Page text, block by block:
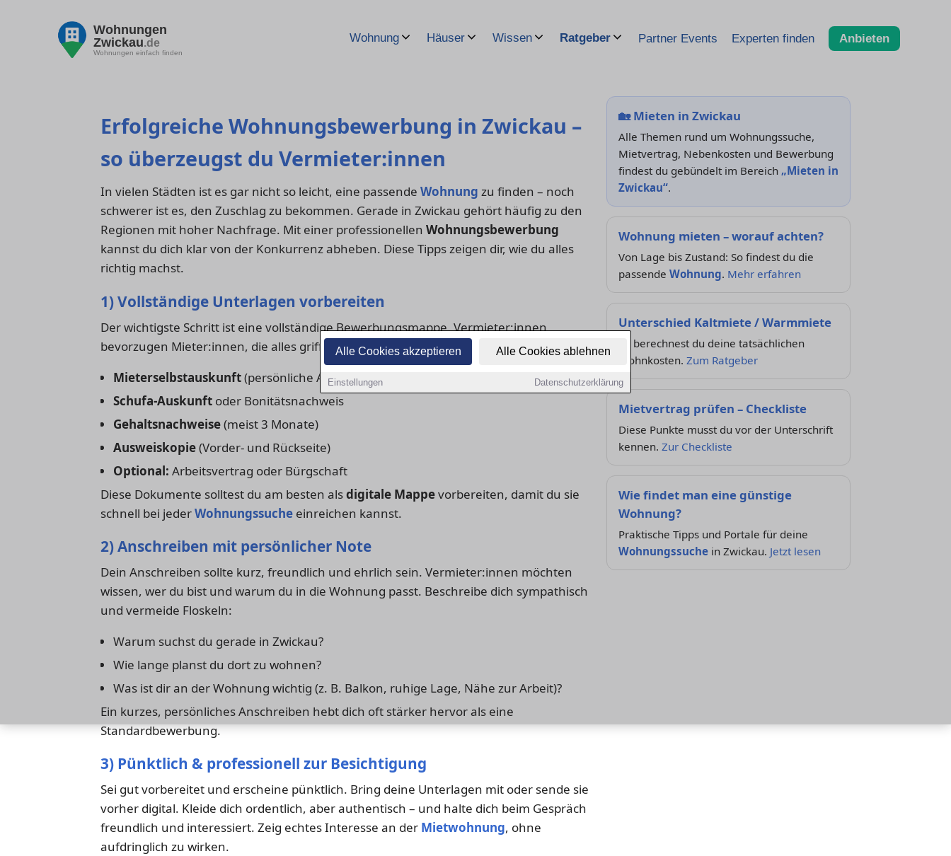
Alle Cookies akzeptieren Alle Cookies ablehnen
Einstellungen Datenschutzerklärung
Wohnungen
Zwickau.de
Wohnungen einfach finden
Wohnung Häuser Wissen Ratgeber Partner Events Experten finden Anbieten
Erfolgreiche Wohnungsbewerbung in Zwickau –
so überzeugst du Vermieter:innen
In vielen Städten ist es gar nicht so leicht, eine passende Wohnung zu finden – noch
schwerer ist es, den Zuschlag zu bekommen. Gerade in Zwickau gehört häufig zu den
Regionen mit hoher Nachfrage. Mit einer professionellen Wohnungsbewerbung
kannst du dich klar von der Konkurrenz abheben. Diese Tipps zeigen dir, wie du alles
richtig machst.
1) Vollständige Unterlagen vorbereiten
Der wichtigste Schritt ist eine vollständige Bewerbungsmappe. Vermieter:innen
bevorzugen Mieter:innen, die alles griffbereit haben:
Mieterselbstauskunft(persönliche Angaben, Einkommen, Arbeitgeber)
Schufa-Auskunftoder Bonitätsnachweis
Gehaltsnachweise(meist 3 Monate)
Ausweiskopie(Vorder- und Rückseite)
Optional: Arbeitsvertrag oder Bürgschaft
Diese Dokumente solltest du am besten alsdigitale Mappevorbereiten, damit du sie
schnell bei jederWohnungssuche einreichen kannst.
2) Anschreiben mit persönlicher Note
Dein Anschreiben sollte kurz, freundlich und ehrlich sein. Vermieter:innen möchten
wissen, wer du bist und warum du in die Wohnung passt. Beschreibe dich sympathisch
und vermeide Floskeln:
Warum suchst du gerade in Zwickau?
Wie lange planst du dort zu wohnen?
Was ist dir an der Wohnung wichtig (z. B. Balkon, ruhige Lage, Nähe zur Arbeit)?
Ein kurzes, persönliches Anschreiben hebt dich oft stärker hervor als eine
Standardbewerbung.
3) Pünktlich & professionell zur Besichtigung
Sei gut vorbereitet und erscheine pünktlich. Bring deine Unterlagen mit oder sende sie
vorher digital. Kleide dich ordentlich, aber authentisch – und halte dich beim Gespräch
freundlich und interessiert. Zeig echtes Interesse an der Mietwohnung, ohne
aufdringlich zu wirken.
🏡Mieten in Zwickau
Alle Themen rund um Wohnungssuche,
Mietvertrag, Nebenkosten und Bewerbung
findest du gebündelt im Bereich „Mieten in
Zwickau“.
Wohnung mieten – worauf achten?
Von Lage bis Zustand: So findest du die
passende Wohnung. Mehr erfahren
Unterschied Kaltmiete / Warmmiete
So berechnest du deine tatsächlichen
Wohnkosten. Zum Ratgeber
Mietvertrag prüfen – Checkliste
Diese Punkte musst du vor der Unterschrift
kennen. Zur Checkliste
Wie findet man eine günstige
Wohnung?
Praktische Tipps und Portale für deine
Wohnungssuchein Zwickau. Jetzt lesen